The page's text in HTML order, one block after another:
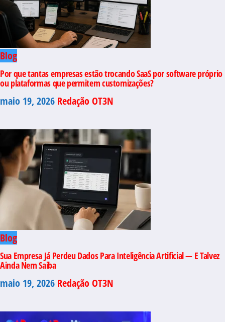
Blog
Por que tantas empresas estão trocando SaaS por software próprio
ou plataformas que permitem customizações?
maio 19, 2026 Redação OT3N
Blog
Sua Empresa Já Perdeu Dados Para Inteligência Artificial — E Talvez
Ainda Nem Saiba
maio 19, 2026 Redação OT3N